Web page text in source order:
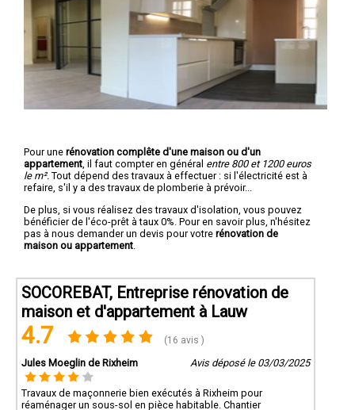
Pour une rénovation complête d'une maison ou d'un
appartement , il faut compter en général entre 800 et 1200 euros
le m². Tout dépend des travaux à effectuer : si l'électricité est à
refaire, s'il y a des travaux de plomberie à prévoir...
De plus, si vous réalisez des travaux d'isolation, vous pouvez
bénéficier de l'éco-prêt à taux 0%. Pour en savoir plus, n'hésitez
pas à nous demander un devis pour votre rénovation de
maison ou appartement
SOCOREBAT, Entreprise rénovation de
maison et d'appartement à Lauw
4.7 (16 avis )
Jules Moeglin de Rixheim Avis déposé le 03/03/2025
Travaux de maçonnerie bien exécutés à Rixheim pour
réaménager un sous-sol en pièce habitable. Chantier